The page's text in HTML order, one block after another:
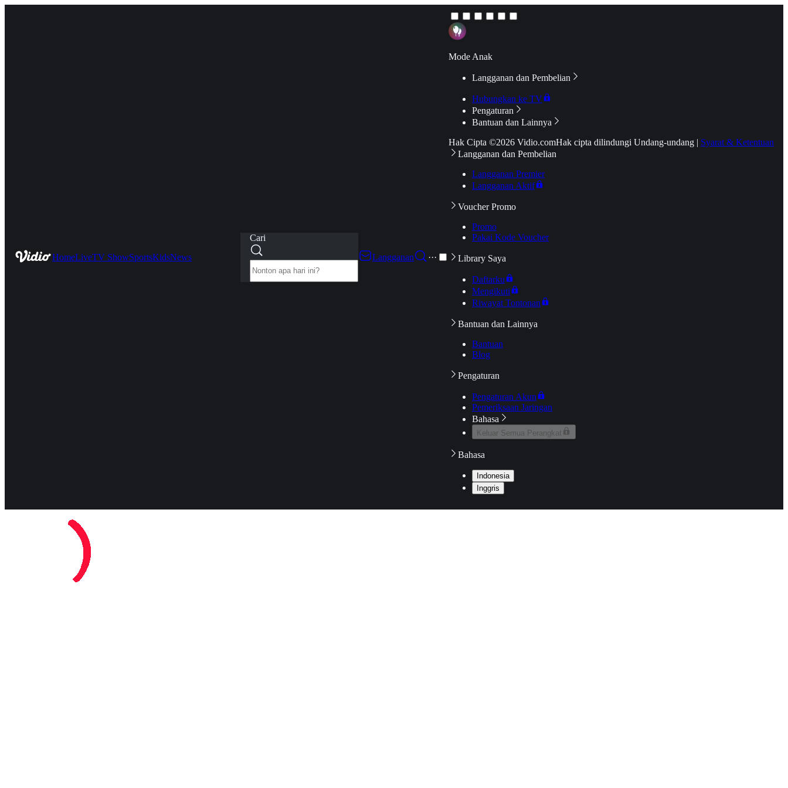
HomeLiveTV ShowSportsKidsNews
Cari
Langganan
···
Mode Anak
Langganan dan Pembelian
Hubungkan ke TV
Pengaturan
Bantuan dan Lainnya
Hak Cipta ©2026 Vidio.comHak cipta dilindungi Undang-undang | Syarat & Ketentuan
Langganan dan Pembelian
Langganan Premier
Langganan Aktif
Voucher Promo
Promo
Pakai Kode Voucher
Library Saya
Daftarku
Mengikuti
Riwayat Tontonan
Bantuan dan Lainnya
Bantuan
Blog
Pengaturan
Pengaturan Akun
Pemeriksaan Jaringan
Bahasa
Keluar Semua Perangkat
Bahasa
Indonesia
Inggris